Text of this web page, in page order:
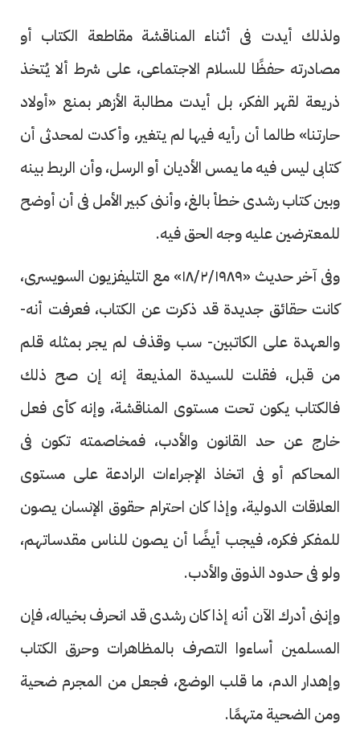
ولذلك أيدت فى أثناء المناقشة مقاطعة الكتاب أو
مصادرته حفظًا للسلام الاجتماعى، على شرط ألا يُتخذ
ذريعة لقهر الفكر، بل أيدت مطالبة الأزهر بمنع «أولاد
حارتنا» طالما أن رأيه فيها لم يتغير، وأكدت لمحدثى أن
كتابى ليس فيه ما يمس الأديان أو الرسل، وأن الربط بينه
وبين كتاب رشدى خطأ بالغ، وأننى كبير الأمل فى أن أوضح
للمعترضين عليه وجه الحق فيه.
وفى آخر حديث «١٨/٢/١٩٨٩» مع التليفزيون السويسرى،
كانت حقائق جديدة قد ذكرت عن الكتاب، فعرفت أنه-
والعهدة على الكاتبين- سب وقذف لم يجر بمثله قلم
من قبل، فقلت للسيدة المذيعة إنه إن صح ذلك
فالكتاب يكون تحت مستوى المناقشة، وإنه كأى فعل
خارج عن حد القانون والأدب، فمخاصمته تكون فى
المحاكم أو فى اتخاذ الإجراءات الرادعة على مستوى
العلاقات الدولية، وإذا كان احترام حقوق الإنسان يصون
للمفكر فكره، فيجب أيضًا أن يصون للناس مقدساتهم،
ولو فى حدود الذوق والأدب.
وإننى أدرك الآن أنه إذا كان رشدى قد انحرف بخياله، فإن
المسلمين أساءوا التصرف بالمظاهرات وحرق الكتاب
وإهدار الدم، ما قلب الوضع، فجعل من المجرم ضحية
ومن الضحية متهمًا.